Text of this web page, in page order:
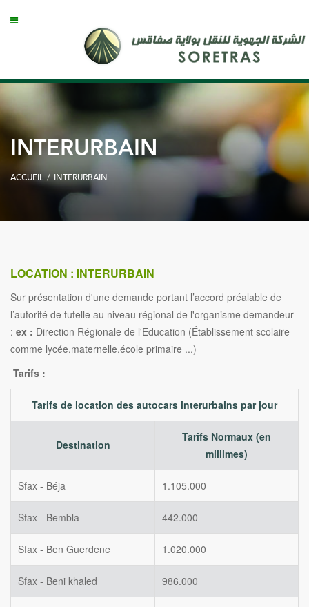
INTERURBAIN
ACCUEIL / INTERURBAIN
LOCATION : INTERURBAIN
Sur présentation d'une demande portant l’accord préalable de
l’autorité de tutelle au niveau régional de l'organisme demandeur
: ex : Direction Régionale de l'Education (Établissement scolaire
comme lycée,maternelle,école primaire ...)
Tarifs :
Tarifs de location des autocars interurbains par jour
Destination
Tarifs Normaux (en
millimes)
Sfax - Béja 1.105.000
Sfax - Bembla 442.000
Sfax - Ben Guerdene 1.020.000
Sfax - Beni khaled 986.000